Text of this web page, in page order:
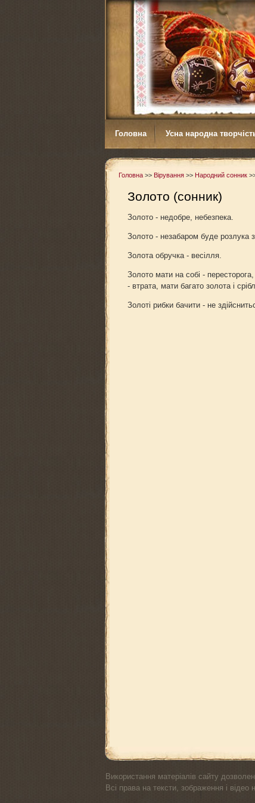
Головна Усна народна
Головна >> Вірування >> Народний сонник
Золото (сонник)
Золото - недобре, небезпека.
Золото - незабаром буде розлука
Золота обручка - весілля.
Золото мати на собі -
- втрата, мати багато золота і
Золоті рибки бачити - не
Використання матеріалів сайту
Всі права на тексти, зображення і